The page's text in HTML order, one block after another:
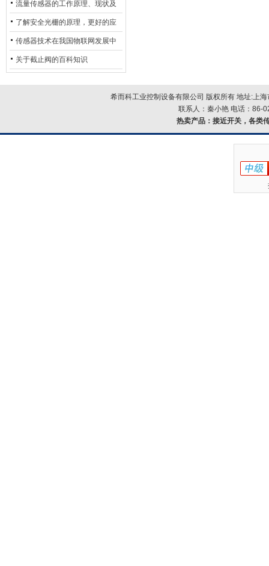
流量传感器的工作原理、现状及
其发展前景
了解安全光栅的原理，更好的应
用安全光栅
传感器技术在我国物联网发展中
的地位*
关于截止阀的百科知识
希而科工业控制设备有限公司 版权所有 地址:上
联系人：秦小艳 电话：86-
热卖产品： 接近开关，各类